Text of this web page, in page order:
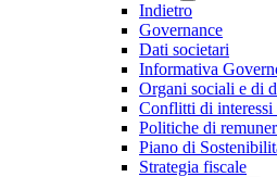
Indietro
Governance
Dati societari
Informativa
Organi sociali e di
Conflitti di interessi
Politiche di
Piano di
Strategia fiscale